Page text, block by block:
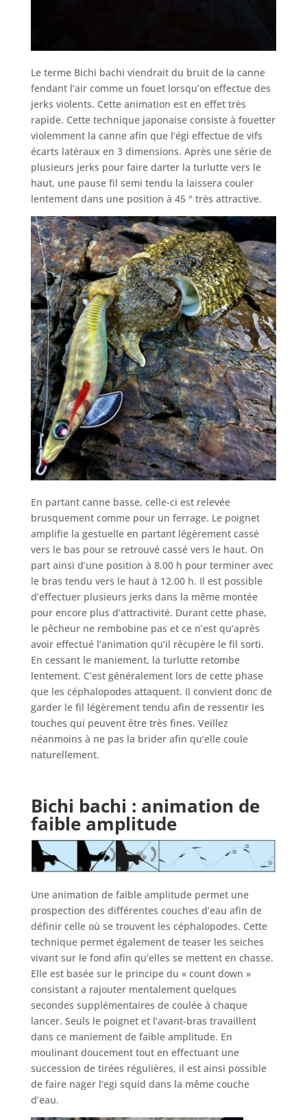
Le terme Bichi bachi viendrait du bruit de la canne
fendant l’air comme un fouet lorsqu’on effectue des
jerks violents. Cette animation est en effet très
rapide. Cette technique japonaise consiste à fouetter
violemment la canne afin que l’égi effectue de vifs
écarts latéraux en 3 dimensions. Après une série de
plusieurs jerks pour faire darter la turlutte vers le
haut, une pause fil semi tendu la laissera couler
lentement dans une position à 45 ° très attractive.
En partant canne basse, celle-ci est relevée
brusquement comme pour un ferrage. Le poignet
amplifie la gestuelle en partant légèrement cassé
vers le bas pour se retrouvé cassé vers le haut. On
part ainsi d’une position à 8.00 h pour terminer avec
le bras tendu vers le haut à 12.00 h. Il est possible
d’effectuer plusieurs jerks dans la même montée
pour encore plus d’attractivité. Durant cette phase,
le pêcheur ne rembobine pas et ce n’est qu’après
avoir effectué l’animation qu’il récupère le fil sorti.
En cessant le maniement, la turlutte retombe
lentement. C’est généralement lors de cette phase
que les céphalopodes attaquent. Il convient donc de
garder le fil légèrement tendu afin de ressentir les
touches qui peuvent être très fines. Veillez
néanmoins à ne pas la brider afin qu’elle coule
naturellement.
Bichi bachi : animation de
faible amplitude
Une animation de faible amplitude permet une
prospection des différentes couches d’eau afin de
définir celle où se trouvent les céphalopodes. Cette
technique permet également de teaser les seiches
vivant sur le fond afin qu’elles se mettent en chasse.
Elle est basée sur le principe du « count down »
consistant a rajouter mentalement quelques
secondes supplémentaires de coulée à chaque
lancer. Seuls le poignet et l’avant-bras travaillent
dans ce maniement de faible amplitude. En
moulinant doucement tout en effectuant une
succession de tirées régulières, il est ainsi possible
de faire nager l’egi squid dans la même couche
d’eau.